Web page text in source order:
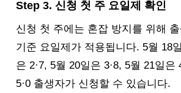
Step 3. 신청 첫 주 요일제 확인
신청 첫 주에는 혼잡 방지를 위해
기준 요일제가 적용됩니다. 5월 18
은 2·7, 5월 20일은 3·8, 5월 21일은
5·0 출생자가 신청할 수 있습니다.